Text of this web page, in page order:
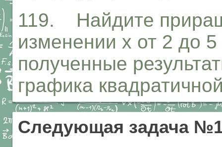
119. Найдите
изменении х от 2 до
полученные
графика
Следующая задача